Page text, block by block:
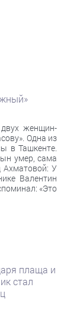
женщин-
Одна из
в Ташкенте.
умер, сама
Ахматовой: У
Валентин
«Это
плаща и
стал